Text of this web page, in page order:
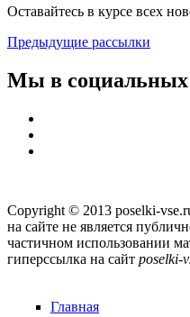
Оставайтесь в курсе всех
Предыдущие рассылки
Мы в социальных
Copyright © 2013 poselki-
на сайте не является
частичном использовании
гиперссылка на сайт poselki-
Главная